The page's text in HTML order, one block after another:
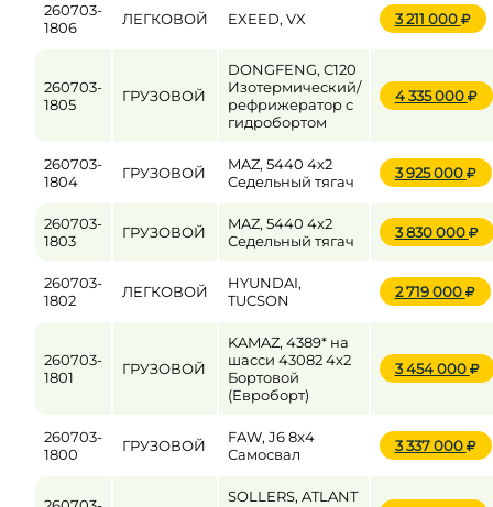
260703-
1806
ЛЕГКОВОЙ EXEED, VX 3 211 000
260703-
1805
ГРУЗОВОЙ
DONGFENG, C120
Изотермический/
рефрижератор с
гидробортом
4 335 000
260703-
1804
ГРУЗОВОЙ
MAZ, 5440 4x2
Седельный тягач
3 925 000
260703-
1803
ГРУЗОВОЙ
MAZ, 5440 4x2
Седельный тягач
3 830 000
260703-
1802
ЛЕГКОВОЙ
HYUNDAI,
TUCSON
2 719 000
260703-
1801
ГРУЗОВОЙ
KAMAZ, 4389* на
шасси 43082 4x2
Бортовой
(Евроборт)
3 454 000
260703-
1800
ГРУЗОВОЙ
FAW, J6 8x4
Самосвал
3 337 000
SOLLERS, ATLANT